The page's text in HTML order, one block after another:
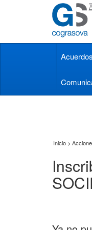
Inicio >